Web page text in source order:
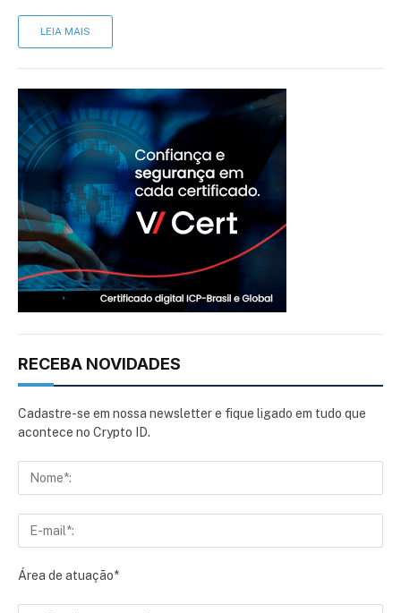
LEIA MAIS
RECEBA NOVIDADES
Cadastre-se em nossa newsletter e fique ligado em tudo que
acontece no Crypto ID.
Área de atuação*